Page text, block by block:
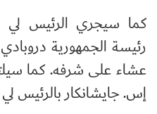
كما سيجري الرئيس
رئيسة الجمهورية
عشاء على شرفه. كما
إس. جايشانكار بالرئيس